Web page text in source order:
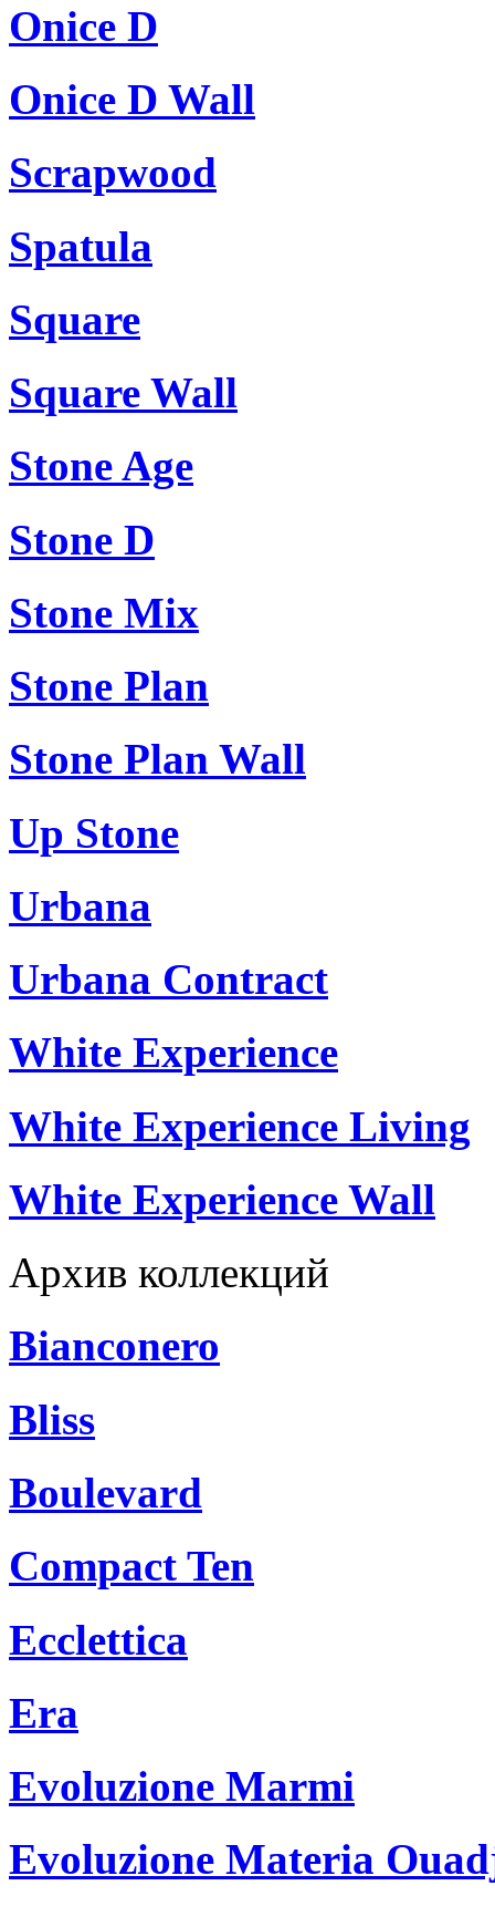
Onice D
Onice D Wall
Scrapwood
Spatula
Square
Square Wall
Stone Age
Stone D
Stone Mix
Stone Plan
Stone Plan Wall
Up Stone
Urbana
Urbana Contract
White Experience
White Experience Living
White Experience Wall
Архив коллекций
Bianconero
Bliss
Boulevard
Compact Ten
Ecclettica
Era
Evoluzione Marmi
Evoluzione Materia